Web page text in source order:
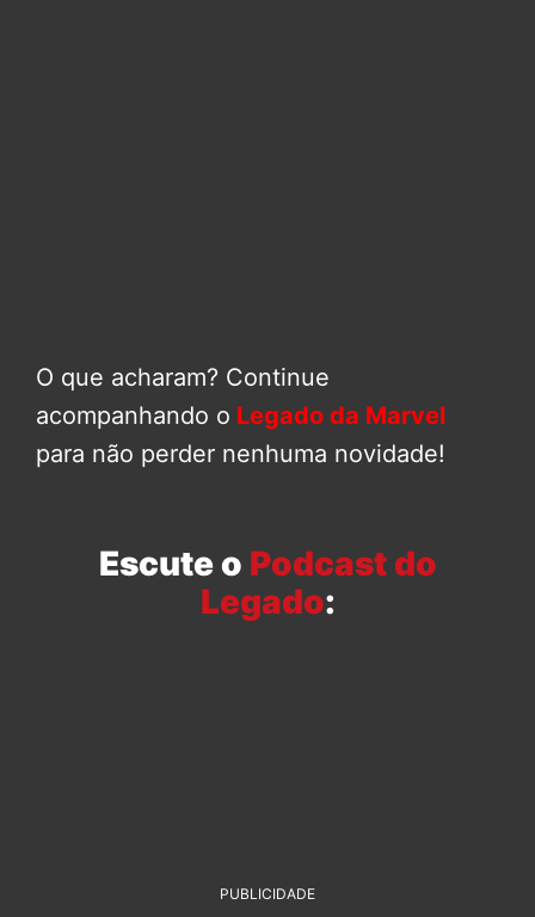
O que acharam? Continue
acompanhando o Legado da Marvel
para não perder nenhuma novidade!
Escute o Podcast do
Legado:
PUBLICIDADE